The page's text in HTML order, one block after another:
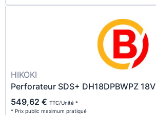
HIKOKI
Perforateur SDS+ DH18DPBWPZ 18V
549,62 € TTC/Unité *
* Prix public maximum pratiqué